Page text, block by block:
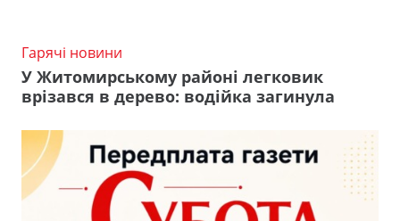
Гарячі новини
У Житомирському районі легковик
врізався в дерево: водійка загинула